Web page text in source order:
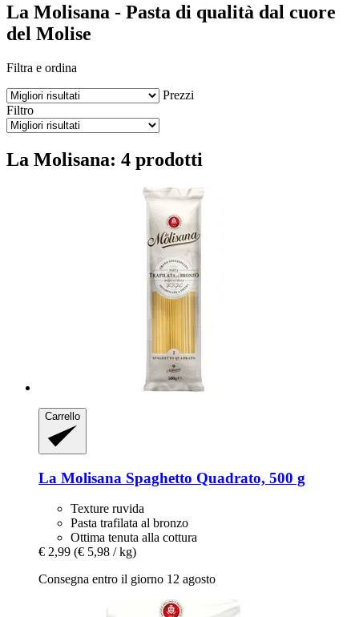
La Molisana - Pasta di qualità dal cuore
del Molise
Filtra e ordina
Prezzi
Filtro
La Molisana: 4 prodotti
Carrello
La Molisana Spaghetto Quadrato, 500 g
Texture ruvida
Pasta trafilata al bronzo
Ottima tenuta alla cottura
€ 2,99 (€ 5,98 / kg)
Consegna entro il giorno 12 agosto